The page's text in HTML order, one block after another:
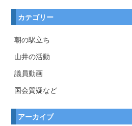
カテゴリー
朝の駅立ち
山井の活動
議員動画
国会質疑など
アーカイブ